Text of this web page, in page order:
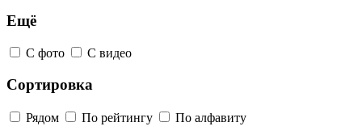
Ещё
С фото С видео
Сортировка
Рядом По рейтингу По алфавиту